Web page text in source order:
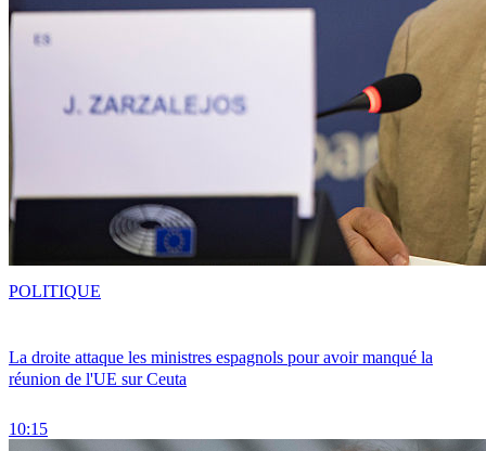
La droite attaque les ministres espagnols pour avoir manqué la
réunion de l'UE sur Ceuta
10:15
POLITIQUE